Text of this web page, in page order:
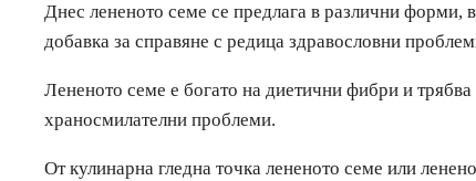
Днес лененото семе се предлага в различни форми,
добавка за справяне с редица здравословни
Лененото семе е богато на диетични фибри и
храносмилателни проблеми.
От кулинарна гледна точка лененото семе или